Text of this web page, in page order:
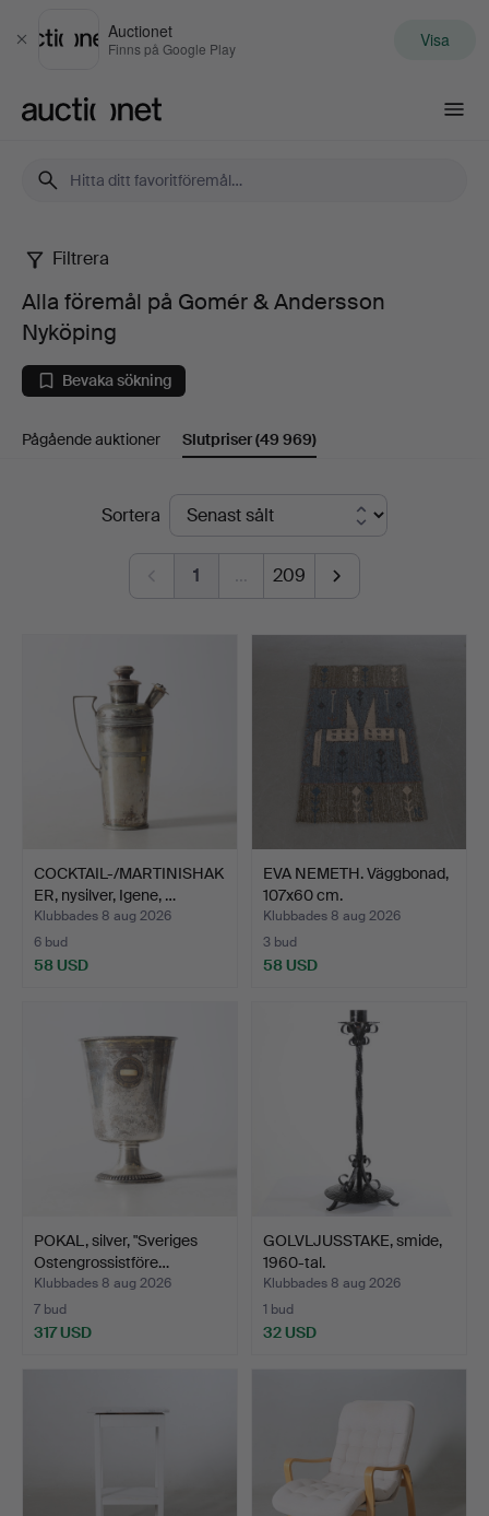
Stäng
Auctionet
Finns på Google Play Visa
Alla
föremål
på
Gomér
Andersson
Nyköping
Filtrera
Alla föremål på Gomér & Andersson
Nyköping
Bevaka sökning
Pågående auktioner Slutpriser(49 969)
SlutpriserSortera
1 … 209
COCKTAIL-/MARTINISHAK
ER, nysilver, Igene, …
Klubbades 8 aug 2026
6 bud
58 USD
EVA NEMETH. Väggbonad,
107x60 cm.
Klubbades 8 aug 2026
3 bud
58 USD
POKAL, silver, "Sveriges
Ostengrossistföre…
Klubbades 8 aug 2026
7 bud
317 USD
GOLVLJUSSTAKE, smide,
1960-tal.
Klubbades 8 aug 2026
1 bud
32 USD